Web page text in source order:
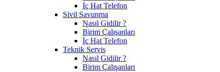
İç Hat Telefon
Sivil Savunma
Nasıl Gidilir ?
Birim Çalışanları
İç Hat Telefon
Teknik Servis
Nasıl Gidilir ?
Birim Çalışanları